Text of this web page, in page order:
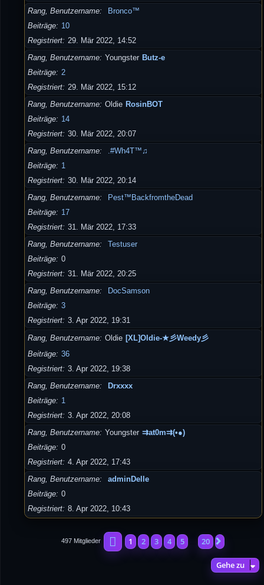
Rang, Benutzername
Bronco™
Beiträge
10
Registriert 29. Mär 2022, 14:52
Rang, Benutzername Youngster Butz-e
Beiträge 2
Registriert 29. Mär 2022, 15:12
Rang, Benutzername Oldie RosinBOT
Beiträge
14
Registriert 30. Mär 2022, 20:07
Rang, Benutzername
.#Wh4T™♫
Beiträge
1
Registriert 30. Mär 2022, 20:14
Rang, Benutzername
Pest™BackfromtheDead
Beiträge
17
Registriert 31. Mär 2022, 17:33
Rang, Benutzername
Testuser
Beiträge 0
Registriert 31. Mär 2022, 20:25
Rang, Benutzername
DocSamson
Beiträge 3
Registriert 3. Apr 2022, 19:31
Rang, Benutzername Oldie [XL]Oldie-★彡Weedy彡
Beiträge 36
Registriert 3. Apr 2022, 19:38
Rang, Benutzername
Drxxxx
Beiträge
1
Registriert 3. Apr 2022, 20:08
Rang, Benutzername Youngster ⇉at0m⇉(•●)
Beiträge 0
Registriert 4. Apr 2022, 17:43
Rang, Benutzername
adminDelle
Beiträge 0
Registriert 8. Apr 2022, 10:43
497 Mitglieder Seite1von20
1 2 3 4 5 20
Gehe zu